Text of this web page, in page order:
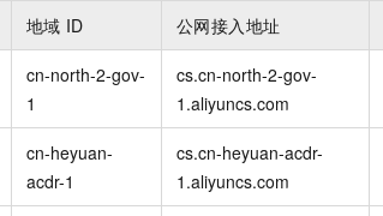
地域 ID 公网接入地址
cn-north-2-gov-
1
cs.cn-north-2-gov-
1.aliyuncs.com
cn-heyuan-
acdr-1
cs.cn-heyuan-acdr-
1.aliyuncs.com